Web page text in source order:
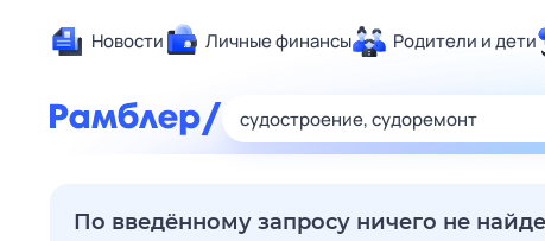
Новости Личные финансы Родители и дети
Здоровье
Спорт
По введённому запросу ничего не